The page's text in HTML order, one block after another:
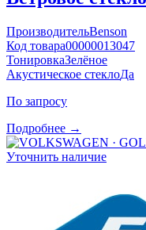
ПроизводительBenson
Код товара00000013047
ТонировкаЗелёное
Акустическое стеклоДа
По запросу
Подробнее →
Уточнить наличие